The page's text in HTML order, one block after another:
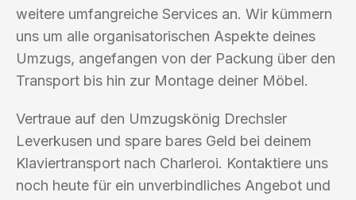
weitere umfangreiche Services an. Wir kümmern
uns um alle organisatorischen Aspekte deines
Umzugs, angefangen von der Packung über den
Transport bis hin zur Montage deiner Möbel.
Vertraue auf den Umzugskönig Drechsler
Leverkusen und spare bares Geld bei deinem
Klaviertransport nach Charleroi. Kontaktiere uns
noch heute für ein unverbindliches Angebot und